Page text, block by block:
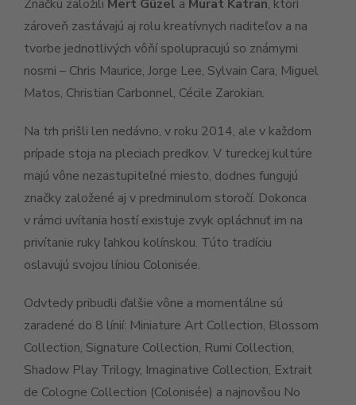
Značku založili Mert Güzel a Murat Katran, ktorí
zároveň zastávajú aj rolu kreatívnych riaditeľov a na
tvorbe jednotlivých vôňí spolupracujú so známymi
nosmi – Chris Maurice, Jorge Lee, Sylvain Cara, Miguel
Matos, Christian Carbonnel, Cécile Zarokian.
Na trh prišli len nedávno, v roku 2014, ale v každom
prípade stoja na pleciach predkov. V tureckej kultúre
majú vône nezastupiteľné miesto, dodnes fungujú
značky založené aj v predminulom storočí. Dokonca
v rámci uvítania hostí existuje zvyk opláchnuť im na
privítanie ruky ľahkou kolínskou. Túto tradíciu
oslavujú svojou líniou Colonisée.
Odvtedy pribudli ďalšie vône a momentálne sú
zaradené do 8 línií: Miniature Art Collection, Blossom
Collection, Signature Collection, Rumi Collection,
Shadow Play Trilogy, Imaginative Collection, Extrait
de Cologne Collection (Colonisée) a najnovšou No